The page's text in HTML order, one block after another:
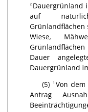
2 Dauergrünland
auf
Grünlandflächen
Wiese,
Dauer
Dauergrünland
(5)
1 Von
Antrag